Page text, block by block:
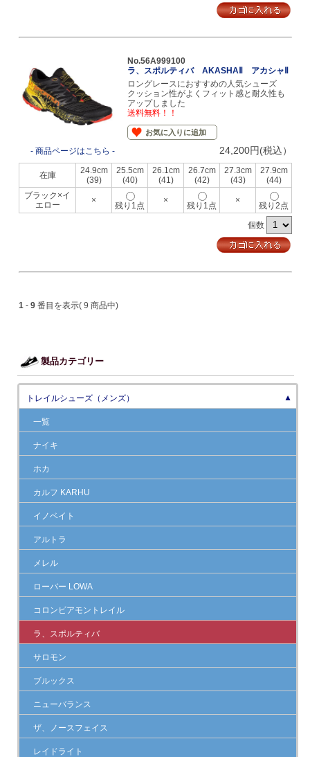
- 商品ページはこちら -
No.56A999100
ラ、スポルティバ AKASHAⅡ アカシャⅡ
ロングレースにおすすめの人気シューズ
クッション性がよくフィット感と耐久性も
アップしました
送料無料！！
お気に入りに追加
24,200円(税込）
在庫
24.9cm
(39)
25.5cm
(40)
26.1cm
(41)
26.7cm
(42)
27.3cm
(43)
27.9cm
(44)
ブラック×イ
エロー
×
残り1点
×
残り1点
×
残り2点
個数
1 -9番目を表示( 9 商品中)
製品カテゴリー
トレイルシューズ（メンズ） ▼
一覧
ナイキ
ホカ
カルフ KARHU
イノベイト
アルトラ
メレル
ローバー LOWA
コロンビアモントレイル
ラ、スポルティバ
サロモン
ブルックス
ニューバランス
ザ、ノースフェイス
レイドライト